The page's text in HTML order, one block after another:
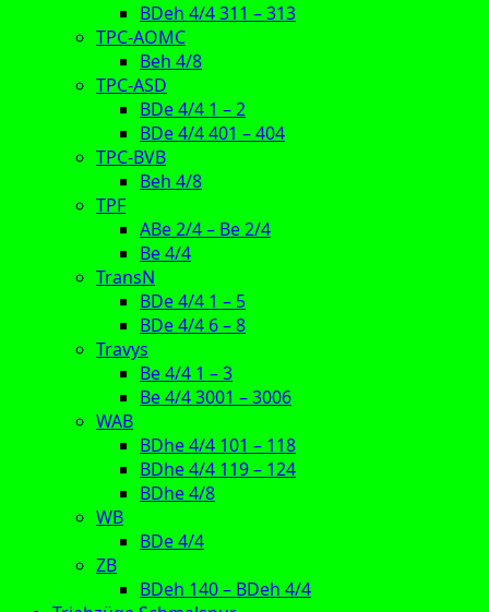
BDeh 4/4 311 – 313
TPC-AOMC
Beh 4/8
TPC-ASD
BDe 4/4 1 – 2
BDe 4/4 401 – 404
TPC-BVB
Beh 4/8
TPF
ABe 2/4 – Be 2/4
Be 4/4
TransN
BDe 4/4 1 – 5
BDe 4/4 6 – 8
Travys
Be 4/4 1 – 3
Be 4/4 3001 – 3006
WAB
BDhe 4/4 101 – 118
BDhe 4/4 119 – 124
BDhe 4/8
WB
BDe 4/4
ZB
BDeh 140 – BDeh 4/4